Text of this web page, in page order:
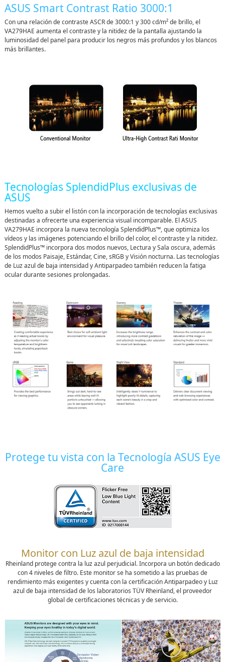
ASUS Smart Contrast Ratio 3000:1
Con una relación de contraste ASCR de 3000:1 y 300 cd/m² de brillo, el
VA279HAE aumenta el contraste y la nitidez de la pantalla ajustando la
luminosidad del panel para producir los negros más profundos y los blancos
más brillantes.
Tecnologías SplendidPlus exclusivas de
ASUS
Hemos vuelto a subir el listón con la incorporación de tecnologías exclusivas
destinadas a ofrecerte una experiencia visual incomparable. El ASUS
VA279HAE incorpora la nueva tecnología SplendidPlus™, que optimiza los
vídeos y las imágenes potenciando el brillo del color, el contraste y la nitidez.
SplendidPlus™ incorpora dos modos nuevos, Lectura y Sala oscura, además
de los modos Paisaje, Estándar, Cine, sRGB y Visión nocturna. Las tecnologías
de Luz azul de baja intensidad y Antiparpadeo también reducen la fatiga
ocular durante sesiones prolongadas.
Protege tu vista con la Tecnología ASUS Eye
Care
Monitor con Luz azul de baja intensidad
Rheinland protege contra la luz azul perjudicial. Incorpora un botón dedicado
con 4 niveles de filtro. Este monitor se ha sometido a las pruebas de
rendimiento más exigentes y cuenta con la certificación Antiparpadeo y Luz
azul de baja intensidad de los laboratorios TÜV Rheinland, el proveedor
global de certificaciones técnicas y de servicio.